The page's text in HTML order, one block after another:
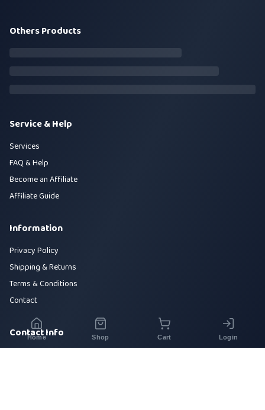
Others Products
Service & Help
Services
FAQ & Help
Become an Affiliate
Affiliate Guide
Information
Privacy Policy
Shipping & Returns
Terms & Conditions
Contact
Contact Info
Home Shop Cart Login